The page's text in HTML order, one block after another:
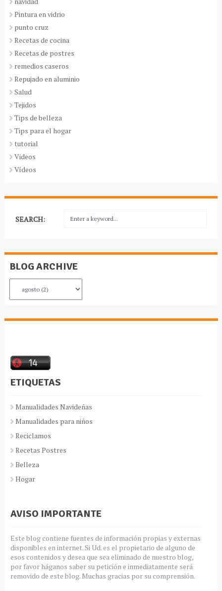
Pintura en vidrio
punto cruz
Recetas de cocina
Recetas de postres
remedios caseros
Repujado en aluminio
Salud
Tejidos
Tips de belleza
Tips para el hogar
tutorial
Videos
Vídeos
SEARCH:
BLOG ARCHIVE
ETIQUETAS
Manualidades Navideñas
Manualidades para niños
Reciclamos
Recetas Postres
Belleza
Hogar
AVISO IMPORTANTE
Este blog contiene fuentes de información propias y externas
disponibles en internet. Si Ud. es el propietario de alguno de
esos contenidos y desea que sea eliminado de nuestro blog,
por favor háganos saber su petición e inmediatamente será
removido de este blog. Muchas gracias por su comprensión.